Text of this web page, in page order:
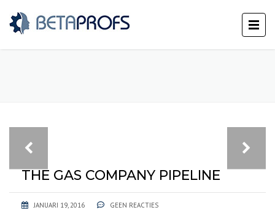
THE GAS COMPANY PIPELINE
JANUARI 19, 2016 GEEN REACTIES